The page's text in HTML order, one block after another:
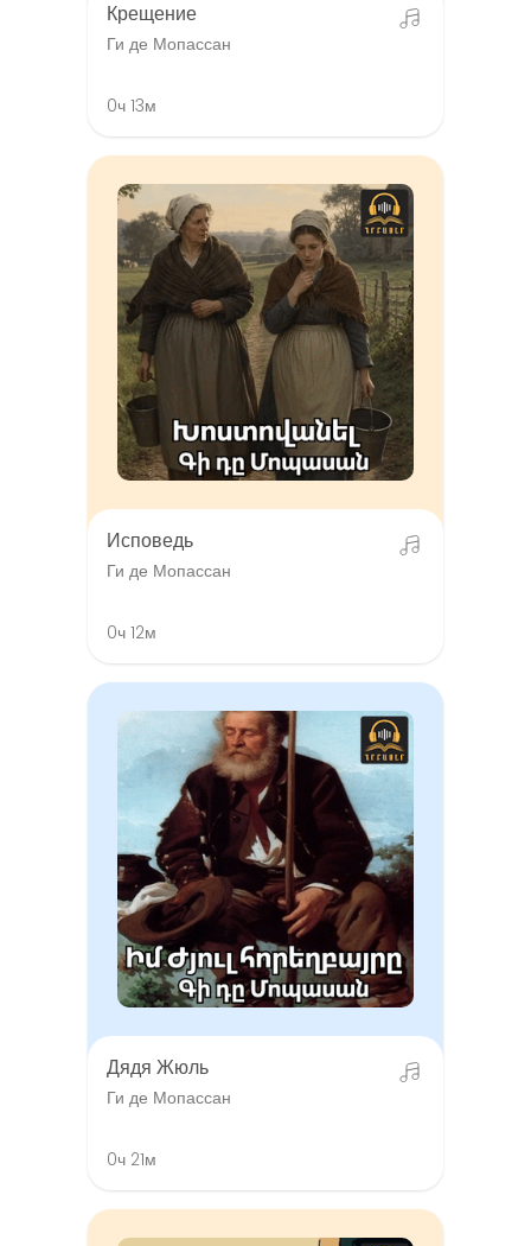
Крещение
Ги де Мопассан
0ч 13м
Исповедь
Ги де Мопассан
0ч 12м
Дядя Жюль
Ги де Мопассан
0ч 21м